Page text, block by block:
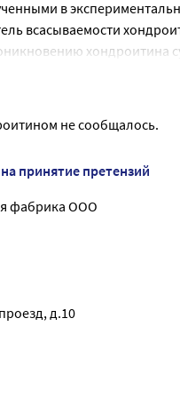
в
всасываемости
хондроитина
из хрящевой ткани.
в суставе
не сообщалось.
принятие претензий
фабрика ООО
д.10